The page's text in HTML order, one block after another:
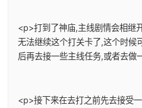
<p>打到了神庙,主线剧情会相继
无法继续这个打关卡了,这个时候
后再去接一些主线任务,或者去做
<p>接下来在去打之前先去接受